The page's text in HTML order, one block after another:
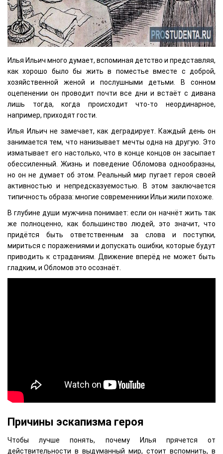
Илья Ильич много думает, вспоминая детство и представляя,
как хорошо было бы жить в поместье вместе с доброй,
хозяйственной женой и послушными детьми. В сонном
оцепенении он проводит почти все дни и встаёт с дивана
лишь тогда, когда происходит что-то неординарное,
например, приходят гости.
Илья Ильич не замечает, как деградирует. Каждый день он
занимается тем, что нанизывает мечты одна на другую. Это
изматывает его настолько, что в конце концов он засыпает
обессиленный. Жизнь и поведение Обломова однообразны,
но он не думает об этом. Реальный мир пугает героя своей
активностью и непредсказуемостью. В этом заключается
типичность образа: многие современники Ильи жили похоже.
В глубине души мужчина понимает: если он начнёт жить так
же полноценно, как большинство людей, это значит, что
придётся быть ответственным за слова и поступки,
мириться с поражениями и допускать ошибки, которые будут
приводить к страданиям. Движение вперёд не может быть
гладким, и Обломов это осознаёт.
Причины эскапизма героя
Чтобы лучше понять, почему Илья прячется от
действительности в выдуманный мир, стоит вспомнить, в